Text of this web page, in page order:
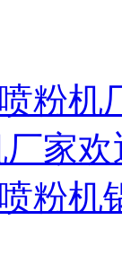
粉机
家
粉机